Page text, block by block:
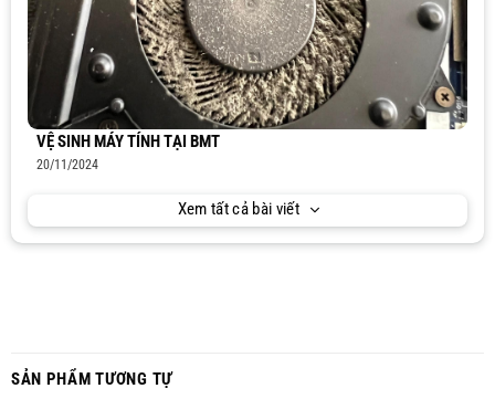
VỆ SINH MÁY TÍNH TẠI BMT
20/11/2024
Xem tất cả bài viết
SẢN PHẨM TƯƠNG TỰ